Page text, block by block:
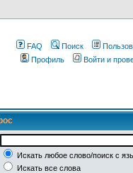
FAQ Поиск
Профиль
Войти и
Искать любое слово/поиск с
Искать все слова